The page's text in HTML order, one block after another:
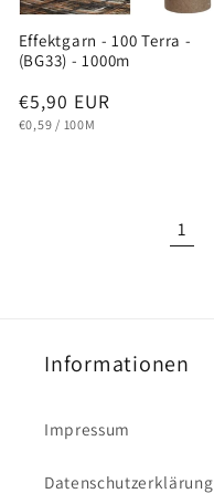
Effektgarn - 100 Terra -
(BG33) - 1000m
Normaler
Preis
€5,90 EUR
GRUNDPREIS
€0,59 / PRO
100M
1
Informationen
Impressum
Datenschutzerklärung